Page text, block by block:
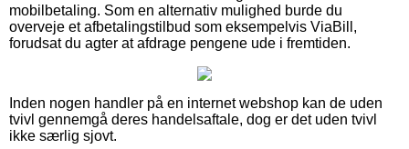
mobilbetaling. Som en alternativ mulighed burde du
overveje et afbetalingstilbud som eksempelvis ViaBill,
forudsat du agter at afdrage pengene ude i fremtiden.
Inden nogen handler på en internet webshop kan de uden
tvivl gennemgå deres handelsaftale, dog er det uden tvivl
ikke særlig sjovt.